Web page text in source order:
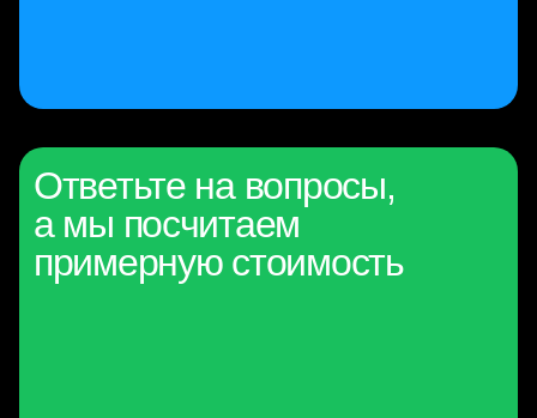
Ответьте на вопросы,
а мы посчитаем
примерную стоимость